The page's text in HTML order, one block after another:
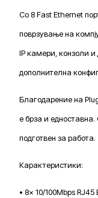
Со 8 Fast Ethernet
поврзување на
IP камери, конзоли
дополнителна
Благодарение на
е брза и
подготвен за работа.
Карактеристики:
• 8× 10/100Mbps